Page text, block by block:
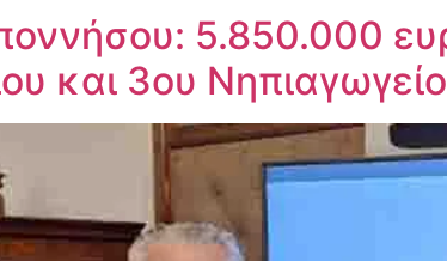
5.850.000
και 3ου